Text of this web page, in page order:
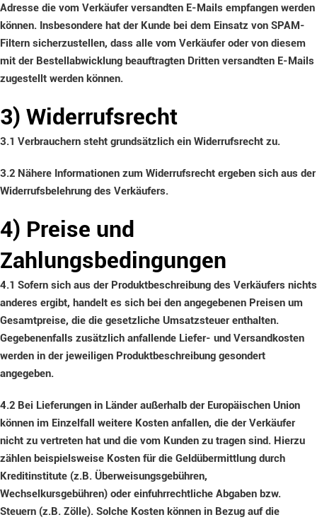
Adresse die vom Verkäufer versandten E-Mails empfangen werden
können. Insbesondere hat der Kunde bei dem Einsatz von SPAM-
Filtern sicherzustellen, dass alle vom Verkäufer oder von diesem
mit der Bestellabwicklung beauftragten Dritten versandten E-Mails
zugestellt werden können.
3) Widerrufsrecht
3.1 Verbrauchern steht grundsätzlich ein Widerrufsrecht zu.
3.2 Nähere Informationen zum Widerrufsrecht ergeben sich aus der
Widerrufsbelehrung des Verkäufers.
4) Preise und
Zahlungsbedingungen
4.1 Sofern sich aus der Produktbeschreibung des Verkäufers nichts
anderes ergibt, handelt es sich bei den angegebenen Preisen um
Gesamtpreise, die die gesetzliche Umsatzsteuer enthalten.
Gegebenenfalls zusätzlich anfallende Liefer- und Versandkosten
werden in der jeweiligen Produktbeschreibung gesondert
angegeben.
4.2 Bei Lieferungen in Länder außerhalb der Europäischen Union
können im Einzelfall weitere Kosten anfallen, die der Verkäufer
nicht zu vertreten hat und die vom Kunden zu tragen sind. Hierzu
zählen beispielsweise Kosten für die Geldübermittlung durch
Kreditinstitute (z.B. Überweisungsgebühren,
Wechselkursgebühren) oder einfuhrrechtliche Abgaben bzw.
Steuern (z.B. Zölle). Solche Kosten können in Bezug auf die